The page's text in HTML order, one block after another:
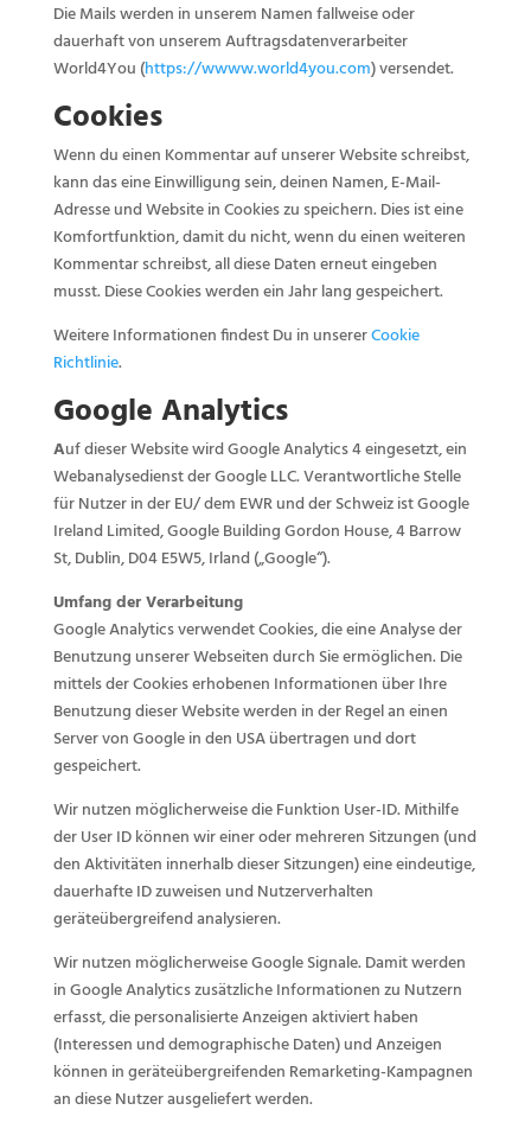
Die Mails werden in unserem Namen fallweise oder
dauerhaft von unserem Auftragsdatenverarbeiter
World4You (https://wwww.world4you.com) versendet.
Cookies
Wenn du einen Kommentar auf unserer Website schreibst,
kann das eine Einwilligung sein, deinen Namen, E-Mail-
Adresse und Website in Cookies zu speichern. Dies ist eine
Komfortfunktion, damit du nicht, wenn du einen weiteren
Kommentar schreibst, all diese Daten erneut eingeben
musst. Diese Cookies werden ein Jahr lang gespeichert.
Weitere Informationen findest Du in unsererCookie
Richtlinie.
Google Analytics
Auf dieser Website wird Google Analytics 4 eingesetzt, ein
Webanalysedienst der Google LLC. Verantwortliche Stelle
für Nutzer in der EU/ dem EWR und der Schweiz ist Google
Ireland Limited, Google Building Gordon House, 4 Barrow
St, Dublin, D04 E5W5, Irland („Google“).
Umfang der Verarbeitung
Google Analytics verwendet Cookies, die eine Analyse der
Benutzung unserer Webseiten durch Sie ermöglichen. Die
mittels der Cookies erhobenen Informationen über Ihre
Benutzung dieser Website werden in der Regel an einen
Server von Google in den USA übertragen und dort
gespeichert.
Wir nutzen möglicherweise die Funktion User-ID. Mithilfe
der User ID können wir einer oder mehreren Sitzungen (und
den Aktivitäten innerhalb dieser Sitzungen) eine eindeutige,
dauerhafte ID zuweisen und Nutzerverhalten
geräteübergreifend analysieren.
Wir nutzen möglicherweise Google Signale. Damit werden
in Google Analytics zusätzliche Informationen zu Nutzern
erfasst, die personalisierte Anzeigen aktiviert haben
(Interessen und demographische Daten) und Anzeigen
können in geräteübergreifenden Remarketing-Kampagnen
an diese Nutzer ausgeliefert werden.